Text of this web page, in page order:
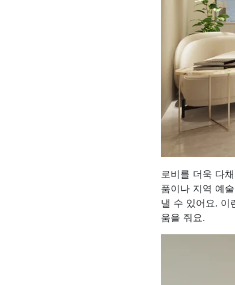
로비를 더욱 다
품이나 지역 예
낼 수 있어요. 이
움을 줘요.